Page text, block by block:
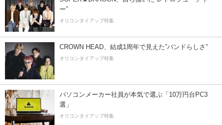
ー”
オリコンタイアップ特集
CROWN HEAD、結成1周年で見えた”バンドらしさ”
オリコンタイアップ特集
パソコンメーカー社員が本気で選ぶ「10万円台PC3
選」
オリコンタイアップ特集